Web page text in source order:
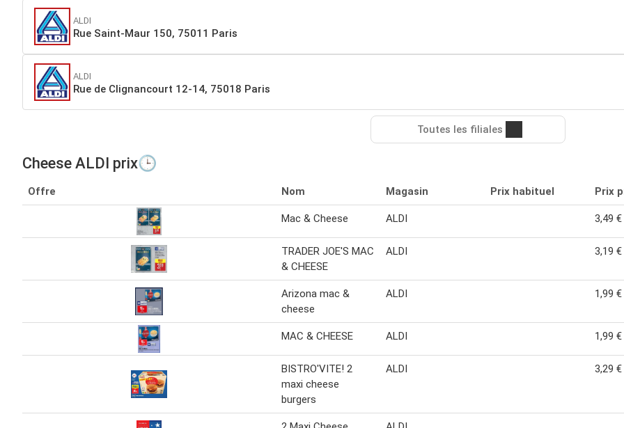
ALDI
Rue Saint-Maur 150, 75011 Paris
ALDI
Rue de Clignancourt 12-14, 75018 Paris
Toutes les filiales
Cheese ALDI prix🕒
Offre Nom Magasin Prix habituel Prix
Mac & Cheese ALDI 3,49 €
TRADER JOE'S MAC
& CHEESE
ALDI 3,19 €
Arizona mac &
cheese
ALDI 1,99 €
MAC & CHEESE ALDI 1,99 €
BISTRO'VITE! 2
maxi cheese
burgers
ALDI 3,29 €